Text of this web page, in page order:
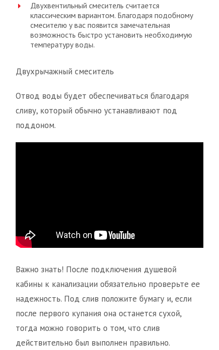
Двухвентильный смеситель считается
классическим вариантом. Благодаря подобному
смесителю у вас появится замечательная
возможность быстро установить необходимую
температуру воды.
Двухрычажный смеситель
Отвод воды будет обеспечиваться благодаря
сливу, который обычно устанавливают под
поддоном.
Важно знать! После подключения душевой
кабины к канализации обязательно проверьте ее
надежность. Под слив положите бумагу и, если
после первого купания она останется сухой,
тогда можно говорить о том, что слив
действительно был выполнен правильно.